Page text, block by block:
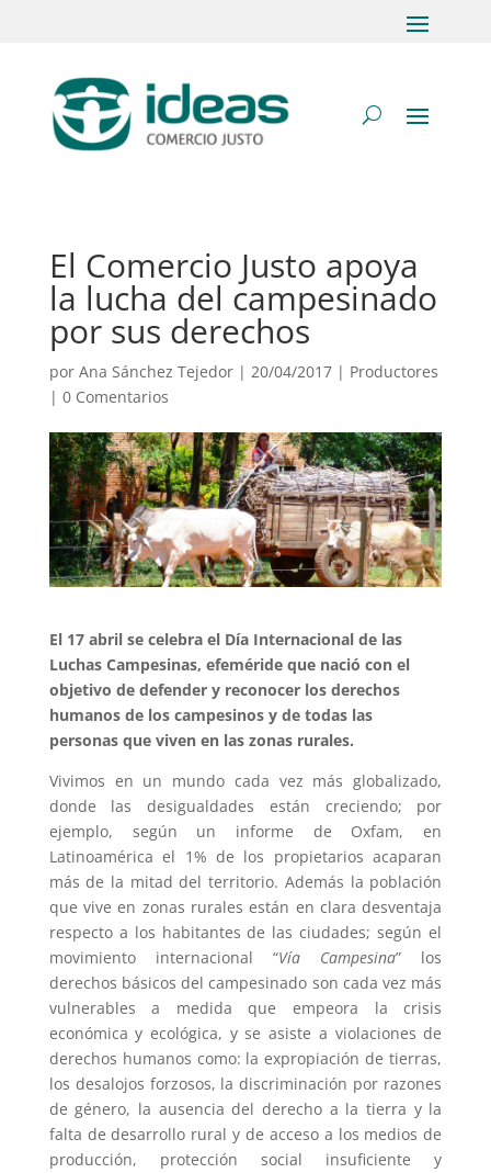
El Comercio Justo apoya
la lucha del campesinado
por sus derechos
por Ana Sánchez Tejedor| 20/04/2017 | Productores
| 0 Comentarios
El 17 abril se celebra el Día Internacional de las
Luchas Campesinas, efeméride que nació con el
objetivo de defender y reconocer los derechos
humanos de los campesinos y de todas las
personas que viven en las zonas rurales.
Vivimos en un mundo cada vez más globalizado,
donde las desigualdades están creciendo; por
ejemplo, según un informe de Oxfam, en
Latinoamérica el 1% de los propietarios acaparan
más de la mitad del territorio. Además la población
que vive en zonas rurales están en clara desventaja
respecto a los habitantes de las ciudades; según el
movimiento internacional “Vía Campesina” los
derechos básicos del campesinado son cada vez más
vulnerables a medida que empeora la crisis
económica y ecológica, y se asiste a violaciones de
derechos humanos como: la expropiación de tierras,
los desalojos forzosos, la discriminación por razones
de género, la ausencia del derecho a la tierra y la
falta de desarrollo rural y de acceso a los medios de
producción, protección social insuficiente y